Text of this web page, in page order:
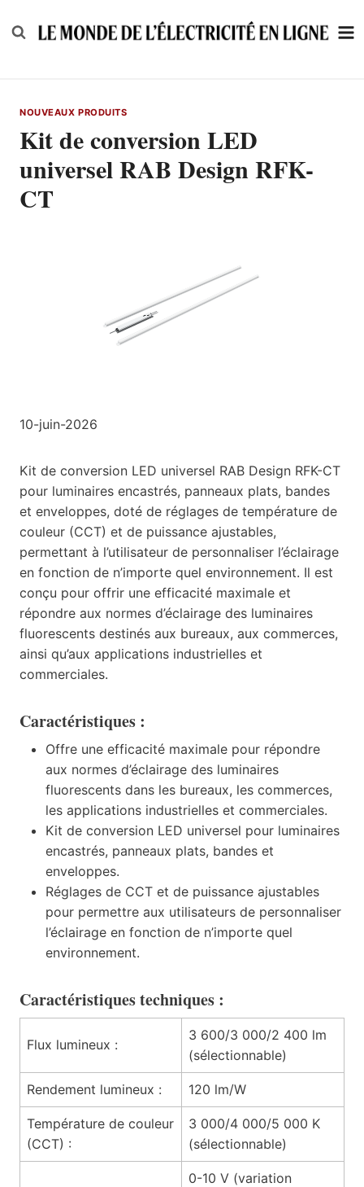
to
NOUVEAUX PRODUITS
Kit de conversion LED
universel RAB Design RFK-
CT
10-juin-2026
Kit de conversion LED universel RAB Design RFK-CT
pour luminaires encastrés, panneaux plats, bandes
et enveloppes, doté de réglages de température de
couleur (CCT) et de puissance ajustables,
permettant à l’utilisateur de personnaliser l’éclairage
en fonction de n’importe quel environnement. Il est
conçu pour offrir une efficacité maximale et
répondre aux normes d’éclairage des luminaires
fluorescents destinés aux bureaux, aux commerces,
ainsi qu’aux applications industrielles et
commerciales.
Caractéristiques :
Offre une efficacité maximale pour répondre
aux normes d’éclairage des luminaires
fluorescents dans les bureaux, les commerces,
les applications industrielles et commerciales.
Kit de conversion LED universel pour luminaires
encastrés, panneaux plats, bandes et
enveloppes.
Réglages de CCT et de puissance ajustables
pour permettre aux utilisateurs de personnaliser
l’éclairage en fonction de n’importe quel
environnement.
Caractéristiques techniques :
Flux lumineux :
3 600/3 000/2 400 lm
(sélectionnable)
Rendement lumineux : 120 lm/W
Température de couleur
(CCT) :
3 000/4 000/5 000 K
(sélectionnable)
0-10 V (variation